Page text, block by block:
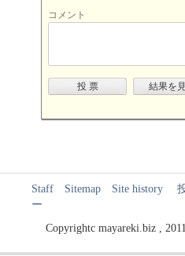
コメント
Staff Sitemap Site history
ー
Copyrightc mayareki.biz ,